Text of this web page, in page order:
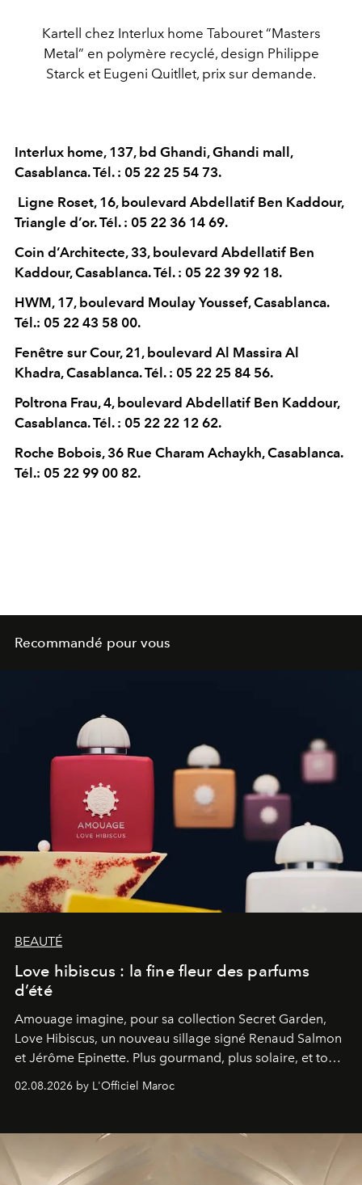
Kartell chez Interlux home Tabouret “Masters
Metal” en polymère recyclé, design Philippe
Starck et Eugeni Quitllet, prix sur demande.
Interlux home, 137, bd Ghandi, Ghandi mall,
Casablanca. Tél. : 05 22 25 54 73.
Ligne Roset, 16, boulevard Abdellatif Ben Kaddour,
Triangle d’or. Tél. : 05 22 36 14 69.
Coin d’Architecte, 33, boulevard Abdellatif Ben
Kaddour, Casablanca. Tél. : 05 22 39 92 18.
HWM, 17, boulevard Moulay Youssef, Casablanca.
Tél.: 05 22 43 58 00.
Fenêtre sur Cour, 21, boulevard Al Massira Al
Khadra, Casablanca. Tél. : 05 22 25 84 56.
Poltrona Frau, 4, boulevard Abdellatif Ben Kaddour,
Casablanca. Tél. : 05 22 22 12 62.
Roche Bobois, 36 Rue Charam Achaykh, Casablanca.
Tél.: 05 22 99 00 82.
Recommandé pour vous
BEAUTÉ
Love hibiscus : la fine fleur des parfums
d’été
Amouage imagine, pour sa collection Secret Garden,
Love Hibiscus, un nouveau sillage signé Renaud Salmon
et Jérôme Epinette. Plus gourmand, plus solaire, et tout
à fait irrésistible.
02.08.2026 by L'Officiel Maroc